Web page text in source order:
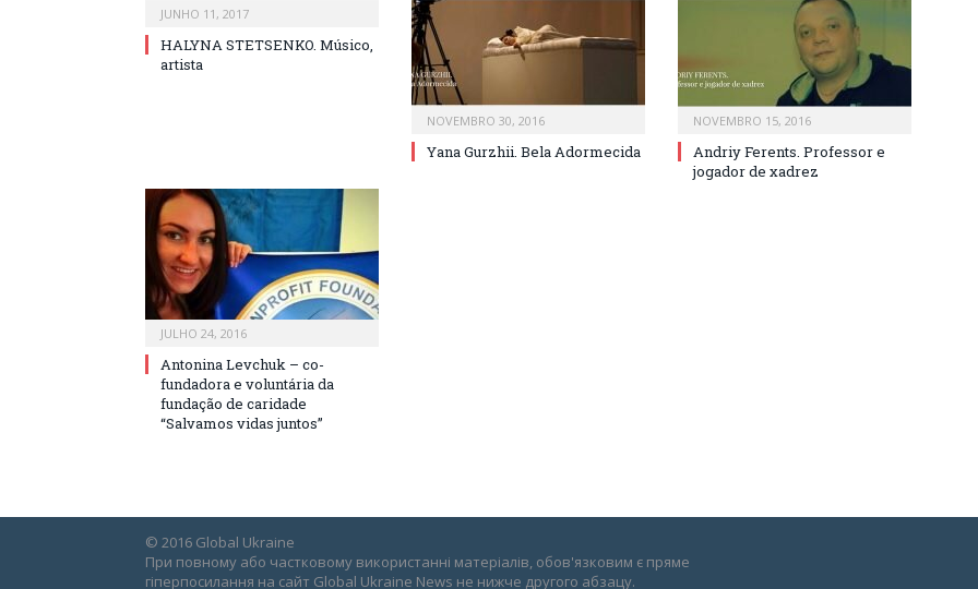
JUNHO 11, 2017
HALYNA STETSENKO. Músico,
artista
NOVEMBRO 30, 2016
Yana Gurzhii. Bela Adormecida
NOVEMBRO 15, 2016
Andriy Ferents. Professor e
jogador de xadrez
JULHO 24, 2016
Antonina Levchuk – co-
fundadora e voluntária da
fundação de caridade
“Salvamos vidas juntos”
© 2016 Global Ukraine
При повному або частковому використанні матеріалів, обов'язковим є пряме
гіперпосилання на сайт Global Ukraine News не нижче другого абзацу.